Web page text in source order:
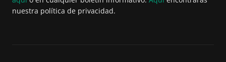
nuestra política de privacidad.